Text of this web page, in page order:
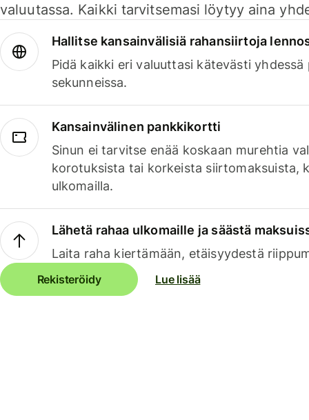
valuutassa. Kaikki tarvitsemasi löytyy aina
Hallitse kansainvälisiä rahansiirtoja
Pidä kaikki eri valuuttasi kätevästi yhdessä
sekunneissa.
Kansainvälinen pankkikortti
Sinun ei tarvitse enää koskaan murehtia
korotuksista tai korkeista siirtomaksuista,
ulkomailla.
Lähetä rahaa ulkomaille ja säästä
Laita raha kiertämään, etäisyydestä
Rekisteröidy Lue lisää